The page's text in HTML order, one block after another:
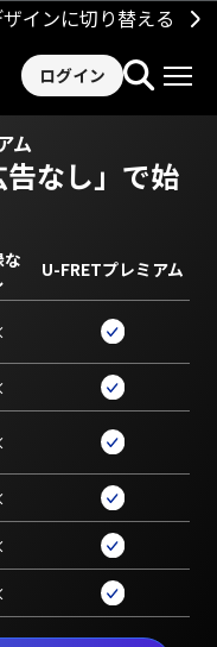
インに切り替える
ログイン
ム
告なし」で始
な
U-FRETプレミアム